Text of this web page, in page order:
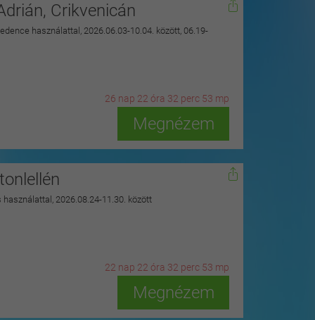
Crikvenicán
használattal, 2026.06.03-10.04. között, 06.19-
26 nap 22 óra 32 perc 51 mp
Megnézem
2026.08.24-11.30. között
22 nap 22 óra 32 perc 51 mp
Megnézem